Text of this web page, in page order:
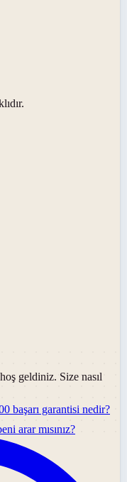
geldiniz. Size nasıl
başarı garantisi nedir?
arar mısınız?